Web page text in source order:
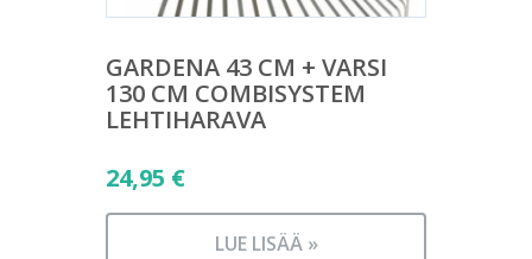
GARDENA 43 CM + VARSI
130 CM COMBISYSTEM
LEHTIHARAVA
24,95 €
LUE LISÄÄ »